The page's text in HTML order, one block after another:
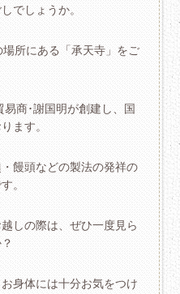
でしょうか。
所にある「承天寺」をご
商･謝国明が創建し、国
ます。
饅頭などの製法の発祥の
。
しの際は、ぜひ一度見ら
身体には十分お気をつけ